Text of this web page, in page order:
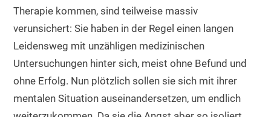
Therapie kommen, sind teilweise massiv
verunsichert: Sie haben in der Regel einen langen
Leidensweg mit unzähligen medizinischen
Untersuchungen hinter sich, meist ohne Befund und
ohne Erfolg. Nun plötzlich sollen sie sich mit ihrer
mentalen Situation auseinandersetzen, um endlich